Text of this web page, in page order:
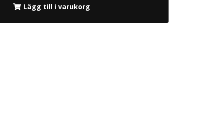
Lägg till i varukorg